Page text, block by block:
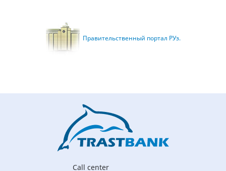
Правительственный портал РУз.
Call center